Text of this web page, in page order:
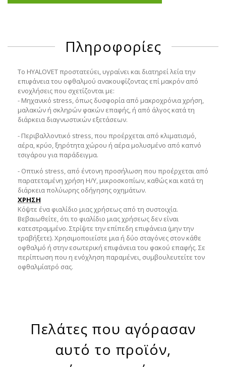
Πληροφορίες
Το HYALOVET προστατεύει, υγραίνει και διατηρεί λεία την
επιφάνεια του οφθαλμού ανακουφίζοντας επί μακρόν από
ενοχλήσεις που σχετίζονται με:
- Μηχανικό stress, όπως δυσφορία από μακροχρόνια χρήση,
μαλακών ή σκληρών φακών επαφής, ή από άλγος κατά τη
διάρκεια διαγνωστικών εξετάσεων.
- Περιβαλλοντικό stress, που προέρχεται από κλιματισμό,
αέρα, κρύο, ξηρότητα χώρου ή αέρα μολυσμένο από καπνό
τσιγάρου για παράδειγμα.
- Οπτικό stress, από έντονη προσήλωση που προέρχεται από
παρατεταμένη χρήση Η/Υ, μικροσκοπίων, καθώς και κατά τη
διάρκεια πολύωρης οδήγησης οχημάτων.
ΧΡΗΣΗ
Κόψτε ένα φιαλίδιο μιας χρήσεως από τη συστοιχία.
Βεβαιωθείτε, ότι το φιαλίδιο μιας χρήσεως δεν είναι
κατεστραμμένο. Στρίψτε την επίπεδη επιφάνεια (μην την
τραβήξετε). Χρησιμοποιείστε μια ή δύο σταγόνες στον κάθε
οφθαλμό ή στην εσωτερική επιφάνεια του φακού επαφής. Σε
περίπτωση που η ενόχληση παραμένει, συμβουλευτείτε τον
οφθαλμίατρό σας.
Πελάτες που αγόρασαν
αυτό το προϊόν,